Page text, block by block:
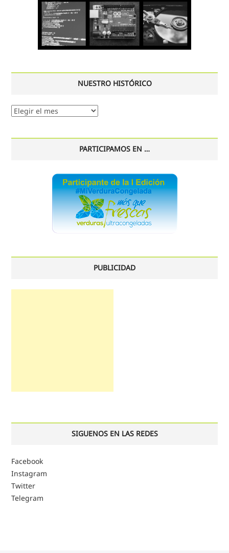
NUESTRO HISTÓRICO
Nuestro
PARTICIPAMOS EN …
PUBLICIDAD
SIGUENOS EN LAS REDES
Facebook
Instagram
Twitter
Telegram